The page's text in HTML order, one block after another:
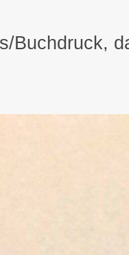
Buchdruck,